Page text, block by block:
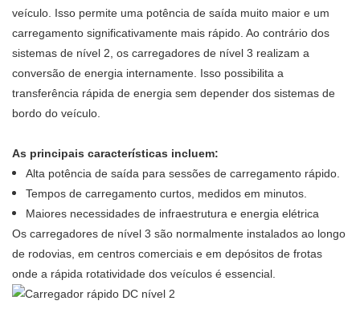
veículo. Isso permite uma potência de saída muito maior e um
carregamento significativamente mais rápido. Ao contrário dos
sistemas de nível 2, os carregadores de nível 3 realizam a
conversão de energia internamente. Isso possibilita a
transferência rápida de energia sem depender dos sistemas de
bordo do veículo.
As principais características incluem:
Alta potência de saída para sessões de carregamento rápido.
Tempos de carregamento curtos, medidos em minutos.
Maiores necessidades de infraestrutura e energia elétrica
Os carregadores de nível 3 são normalmente instalados ao longo
de rodovias, em centros comerciais e em depósitos de frotas
onde a rápida rotatividade dos veículos é essencial.